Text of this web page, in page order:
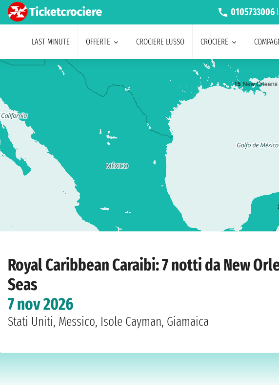
0105733006
LAST MINUTE OFFERTE CROCIERE LUSSO CROCIERE
15 New Orleans
Royal Caribbean Caraibi: 7 notti da New
Seas
7 nov 2026
Stati Uniti, Messico, Isole Cayman, Giamaica